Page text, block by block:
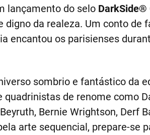
lançamento do selo DarkSide®
da realeza. Um conto de
encantou os parisienses
sombrio e fantástico da
quadrinistas de renome como
Bernie Wrightson, Derf
arte sequencial, prepare-se